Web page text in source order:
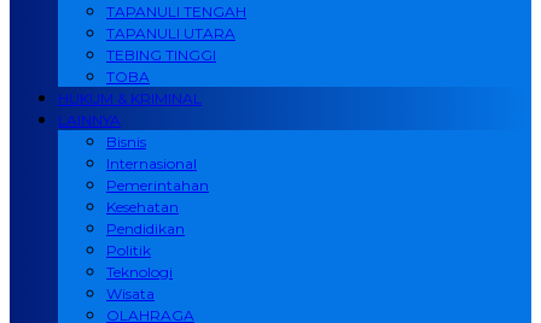
TAPANULI TENGAH
TAPANULI UTARA
TEBING TINGGI
TOBA
HUKUM & KRIMINAL
LAINNYA
Bisnis
Internasional
Pemerintahan
Kesehatan
Pendidikan
Politik
Teknologi
Wisata
OLAHRAGA